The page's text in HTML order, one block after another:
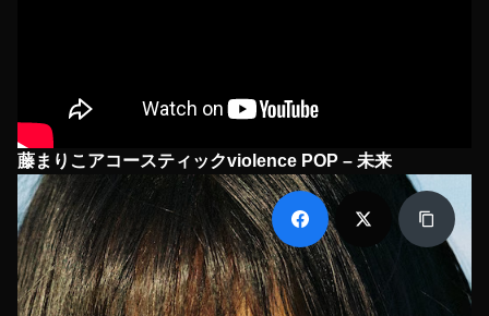
藤まりこアコースティックviolence POP – 未来